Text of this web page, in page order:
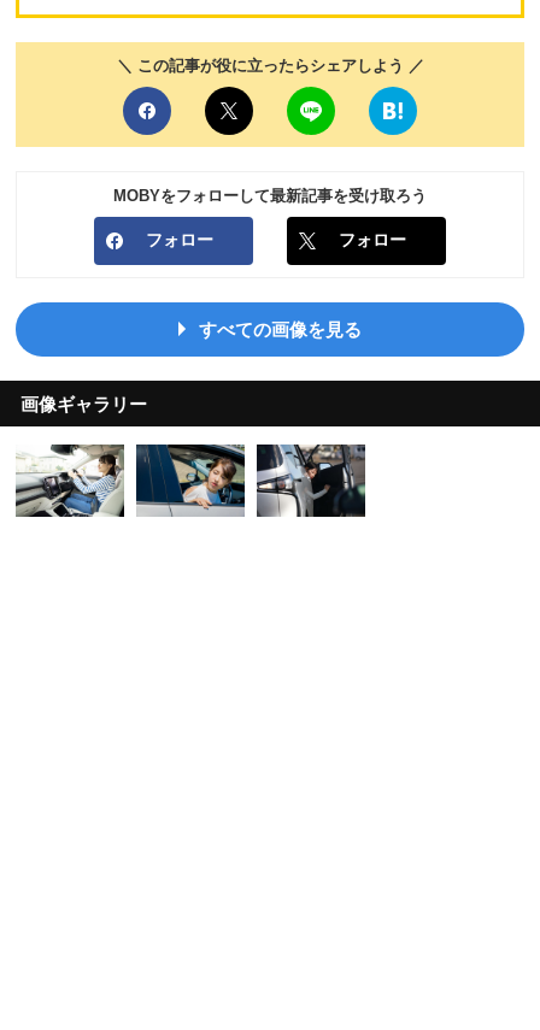
＼ この記事が役に立ったらシェアしよう ／
MOBYをフォローして最新記事を受け取ろう
フォロー フォロー
すべての画像を見る
画像ギャラリー